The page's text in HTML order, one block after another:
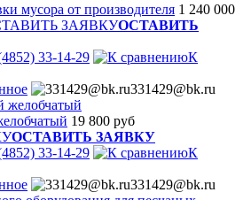
мусора от производителя 1 240 000
ОСТАВИТЬ
33-14-29
К
331429@bk.ru
19 800 руб
ОСТАВИТЬ ЗАЯВКУ
33-14-29
К
331429@bk.ru